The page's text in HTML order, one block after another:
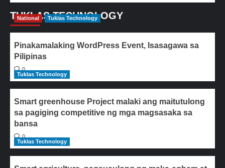
TUKLAS TECHNOLOGY
National Tuklas Technology
Pinakamalaking WordPress Event, Isasagawa sa
Pilipinas
0
Tuklas Technology
Smart greenhouse Project malaki ang maitutulong
sa pagiging competitive ng mga magsasaka sa
bansa
0
Tuklas Technology